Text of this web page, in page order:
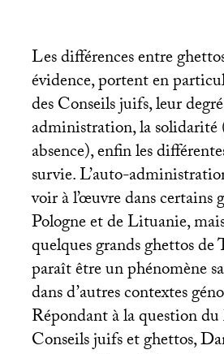
Les différences entre
évidence, portent en
des Conseils juifs, leur
administration, la solidarité
absence), enfin les
survie. L’auto-
voir à l’œuvre dans certains
Pologne et de Lituanie,
quelques grands ghettos de
paraît être un phénomène
dans d’autres contextes
Répondant à la question
Conseils juifs et ghettos,